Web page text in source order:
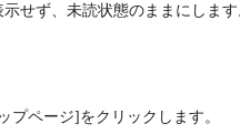
せず、未読状態のままにします
プページ]をクリックします。